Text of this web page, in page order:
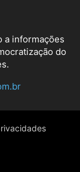
a informações
do